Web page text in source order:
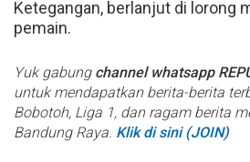
Ketegangan, berlanjut di lorong
pemain.
Yuk gabung channel whatsapp
untuk mendapatkan berita-berita
Bobotoh, Liga 1, dan ragam berita
Bandung Raya. Klik di sini (JOIN)